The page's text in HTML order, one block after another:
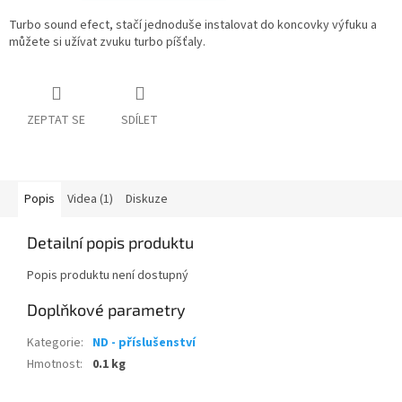
Turbo sound efect, stačí jednoduše instalovat do koncovky výfuku a
můžete si užívat zvuku turbo píšťaly.
ZEPTAT SE SDÍLET
Popis Videa (1) Diskuze
Detailní popis produktu
Popis produktu není dostupný
Doplňkové parametry
Kategorie: ND - příslušenství
Hmotnost: 0.1 kg